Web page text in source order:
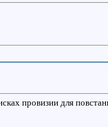
провизии для